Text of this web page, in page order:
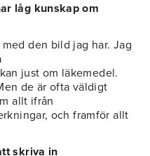
låg kunskap om
den bild jag har. Jag
just om läkemedel.
de är ofta väldigt
allt ifrån
och framför allt
skriva in